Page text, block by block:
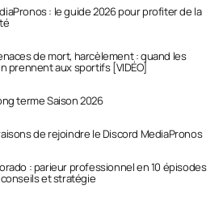
: le guide 2026 pour profiter de la
de mort, harcèlement : quand les
prennent aux sportifs [VIDÉO]
terme Saison 2026
de rejoindre le Discord MediaPronos
: parieur professionnel en 10 épisodes
et stratégie